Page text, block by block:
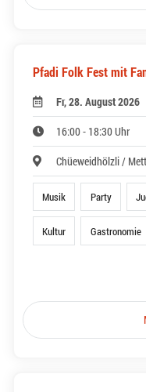
Pfadi Folk Fest mit
Fr, 28. August 2026
16:00 - 18:30 Uhr
Chüeweidhölzli /
Musik Party
Kultur Gastronomie